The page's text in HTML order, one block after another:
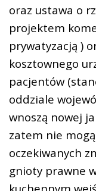
oraz ustawa o
projektem
prywatyzacją )
kosztownego
pacjentów
oddziale
wnoszą nowej
zatem nie
oczekiwanych
gnioty prawne